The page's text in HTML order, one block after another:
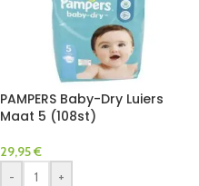
PAMPERS Baby-Dry Luiers
Maat 5 (108st)
29,95€
-
+